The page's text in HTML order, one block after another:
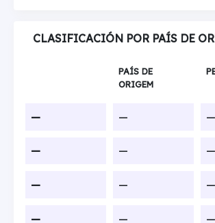
CLASIFICACIÓN POR PAÍS DE
PAÍS DE
ORIGEM
— — —
— — —
— — —
— — —